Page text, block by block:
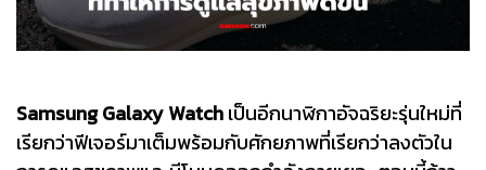
Samsung Galaxy Watchเป็นอีกนาฬิกาอัจฉริยะรุ่นใหม่ที่
เรียกว่าฟีเจอร์มาเต็มพร้อมกับศักยภาพที่เรียกว่าลงตัวใน